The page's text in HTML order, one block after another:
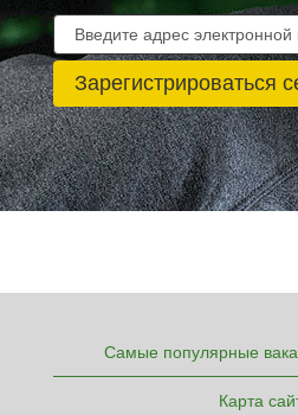
Самые популярные
Карта